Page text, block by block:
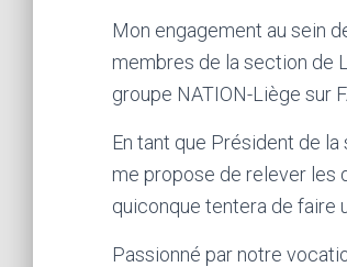
Mon engagement au sein
membres de la section de
groupe NATION-Liège sur
En tant que Président de
me propose de relever les
quiconque tentera de faire
Passionné par notre